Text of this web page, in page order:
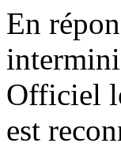
En
Officiel
est